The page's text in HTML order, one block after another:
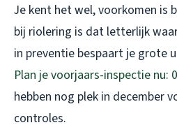
Je kent het wel, voorkomen is
bij riolering is dat letterlijk
in preventie bespaart je grote
Plan je voorjaars-inspectie nu:
hebben nog plek in december
controles.